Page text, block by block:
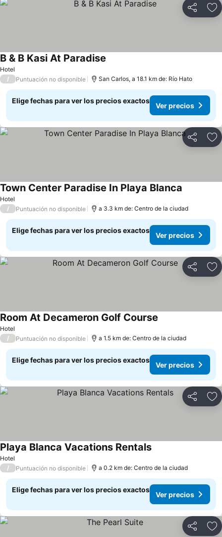
Compartir
Hotel
B & B Kasi At Paradise
/ Puntuación no disponible San Carlos, a 18.1 km de: Río Hato
Elige fechas para ver los precios exactos
Ver precios
Compartir
Hotel
Town Center Paradise In Playa Blanca
/ Puntuación no disponible a 3.3 km de: Centro de la ciudad
Elige fechas para ver los precios exactos
Ver precios
Compartir
Hotel
Room At Decameron Golf Course
/ Puntuación no disponible a 1.5 km de: Centro de la ciudad
Elige fechas para ver los precios exactos
Ver precios
Compartir
Hotel
Playa Blanca Vacations Rentals
/ Puntuación no disponible a 0.2 km de: Centro de la ciudad
Elige fechas para ver los precios exactos
Ver precios
Compartir